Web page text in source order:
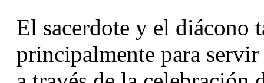
El sacerdote y el diácono
principalmente para